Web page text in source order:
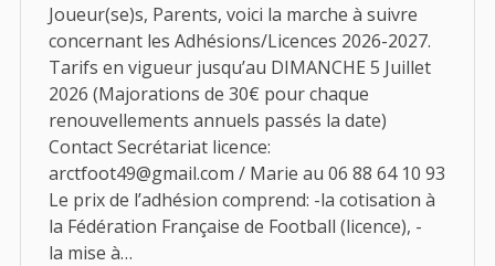
Joueur(se)s, Parents, voici la marche à suivre
concernant les Adhésions/Licences 2026-2027.
Tarifs en vigueur jusqu’au DIMANCHE 5 Juillet
2026 (Majorations de 30€ pour chaque
renouvellements annuels passés la date)
Contact Secrétariat licence:
arctfoot49@gmail.com / Marie au 06 88 64 10 93
Le prix de l’adhésion comprend: -la cotisation à
la Fédération Française de Football (licence), -
la mise à…